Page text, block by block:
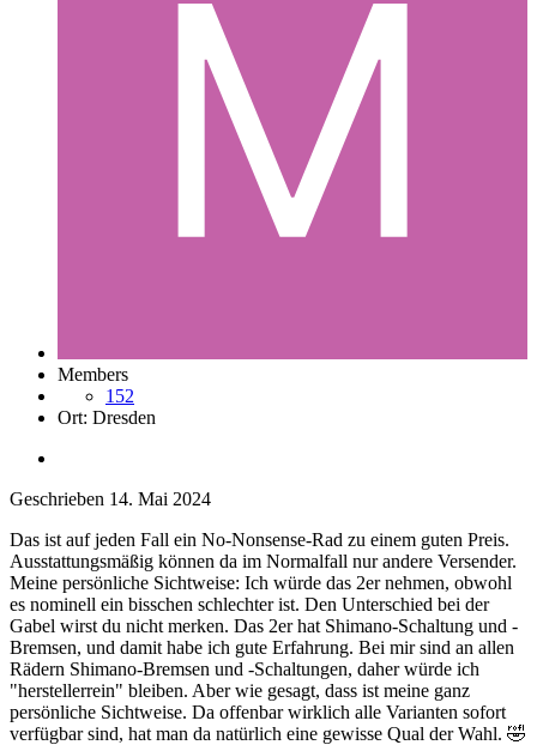
Members
152
Ort: Dresden
Geschrieben 14. Mai 2024
Das ist auf jeden Fall ein No-Nonsense-Rad zu einem guten Preis.
Ausstattungsmäßig können da im Normalfall nur andere Versender.
Meine persönliche Sichtweise: Ich würde das 2er nehmen, obwohl
es nominell ein bisschen schlechter ist. Den Unterschied bei der
Gabel wirst du nicht merken. Das 2er hat Shimano-Schaltung und -
Bremsen, und damit habe ich gute Erfahrung. Bei mir sind an allen
Rädern Shimano-Bremsen und -Schaltungen, daher würde ich
"herstellerrein" bleiben. Aber wie gesagt, dass ist meine ganz
persönliche Sichtweise. Da offenbar wirklich alle Varianten sofort
verfügbar sind, hat man da natürlich eine gewisse Qual der Wahl. 🤣